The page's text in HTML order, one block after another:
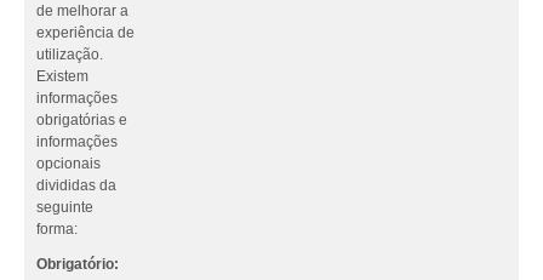
de melhorar a
experiência de
utilização.
Existem
informações
obrigatórias e
informações
opcionais
divididas da
seguinte
forma:
Obrigatório: